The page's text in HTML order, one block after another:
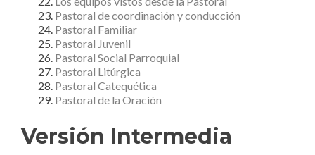
Pastoral de coordinación y conducción
Pastoral Familiar
Pastoral Juvenil
Pastoral Social Parroquial
Pastoral Litúrgica
Pastoral Catequética
Pastoral de la Oración
Versión Intermedia